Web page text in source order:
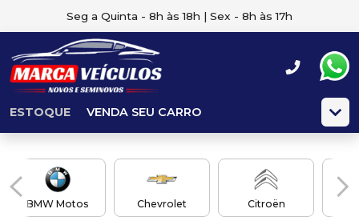
Seg a Quinta - 8h às 18h | Sex - 8h às 17h
ESTOQUE VENDA SEU CARRO
BMW Motos Chevrolet Citroën